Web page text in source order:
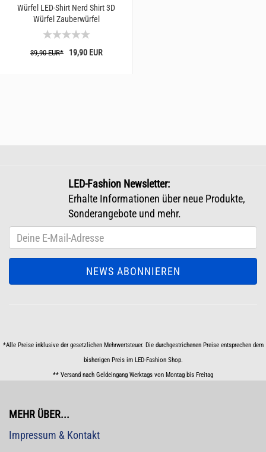
Würfel LED-Shirt Nerd Shirt 3D
Würfel Zauberwürfel
39,90 EUR* 19,90 EUR
LED-Fashion Newsletter:
Erhalte Informationen über neue Produkte,
Sonderangebote und mehr.
*Alle Preise inklusive der gesetzlichen Mehrwertsteuer. Die durchgestrichenen Preise entsprechen dem
bisherigen Preis im LED-Fashion Shop.
** Versand nach Geldeingang Werktags von Montag bis Freitag
MEHR ÜBER...
Impressum & Kontakt